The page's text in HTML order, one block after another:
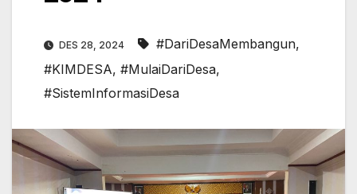
DES 28, 2024 #DariDesaMembangun,
#KIMDESA, #MulaiDariDesa,
#SistemInformasiDesa